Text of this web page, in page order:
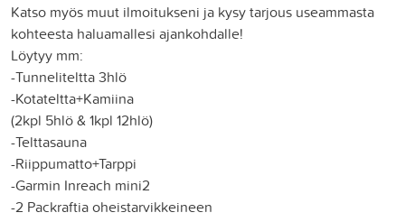
Katso myös muut ilmoitukseni ja kysy tarjous useammasta
kohteesta haluamallesi ajankohdalle!
Löytyy mm:
-Tunneliteltta 3hlö
-Kotateltta+Kamiina
(2kpl 5hlö & 1kpl 12hlö)
-Telttasauna
-Riippumatto+Tarppi
-Garmin Inreach mini2
-2 Packraftia oheistarvikkeineen